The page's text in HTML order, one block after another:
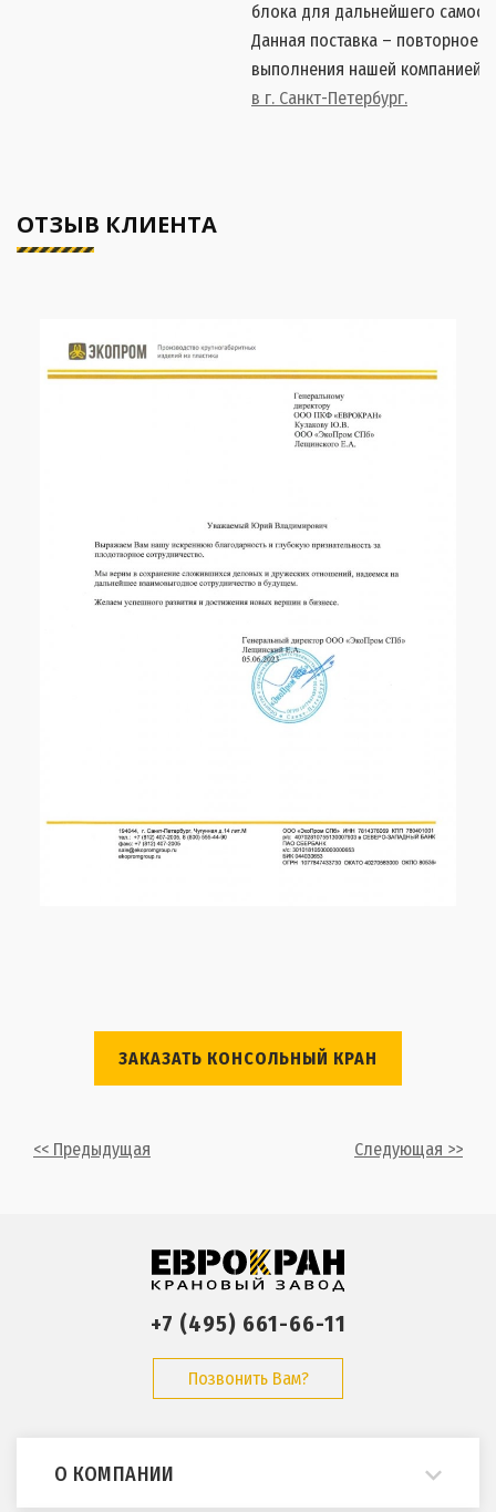
блока для дальнейшего
Данная поставка – повторное
выполнения нашей компанией
в г. Санкт-Петербург.
ОТЗЫВ КЛИЕНТА
ЗАКАЗАТЬ КОНСОЛЬНЫЙ КРАН
<< Предыдущая Следующая >>
+7 (495) 661-66-11
Позвонить Вам?
О КОМПАНИИ